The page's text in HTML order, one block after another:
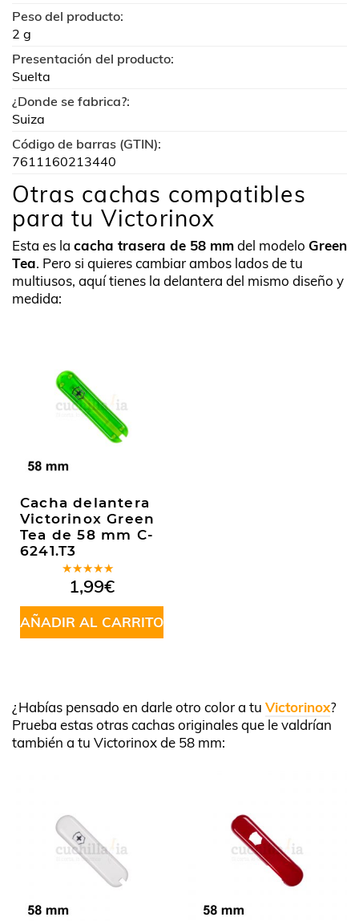
Peso del producto:
2 g
Presentación del producto:
Suelta
¿Donde se fabrica?:
Suiza
Código de barras (GTIN):
7611160213440
Otras cachas compatibles
para tu Victorinox
Esta es la cacha trasera de 58 mmdel modelo Green
Tea. Pero si quieres cambiar ambos lados de tu
multiusos, aquí tienes la delantera del mismo diseño y
medida:
Cacha delantera
Victorinox Green
Tea de 58 mm C-
6241.T3
Valorado
en5.00de
5
1,99€
AÑADIR AL CARRITO
¿Habías pensado en darle otro color a tu Victorinox?
Prueba estas otras cachas originales que le valdrían
también a tu Victorinox de 58 mm: